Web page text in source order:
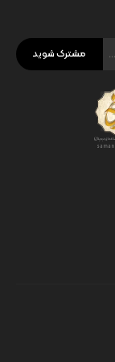
مشترک شوید